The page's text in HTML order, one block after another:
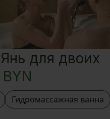
для двоих
BYN
Гидромассажная ванна